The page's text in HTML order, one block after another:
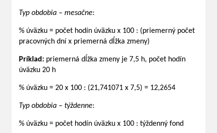
Typ obdobia – mesačne:
% úväzku = počet hodín úväzku x 100 : (priemerný počet
pracovných dní x priemerná dĺžka zmeny)
Príklad: priemerná dĺžka zmeny je 7,5 h, počet hodín
úväzku 20 h
% úväzku = 20 x 100 : (21,741071 x 7,5) = 12,2654
Typ obdobia – týždenne:
% úväzku = počet hodín úväzku x 100 : týždenný fond